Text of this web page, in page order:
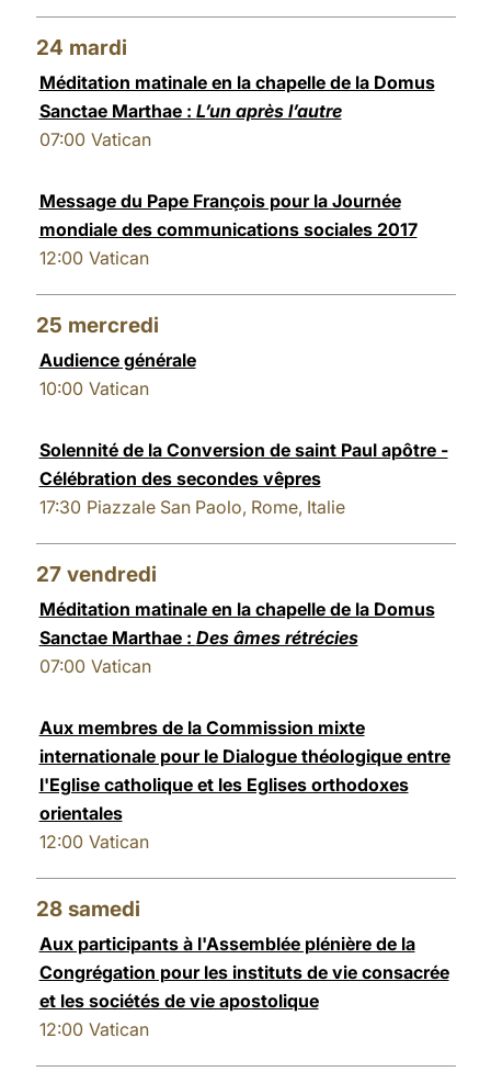
24 mardi
Méditation matinale en la chapelle de la Domus
Sanctae Marthae : L’un après l’autre
07:00 Vatican
Message du Pape François pour la Journée
mondiale des communications sociales 2017
12:00 Vatican
25 mercredi
Audience générale
10:00 Vatican
Solennité de la Conversion de saint Paul apôtre -
Célébration des secondes vêpres
17:30 Piazzale San Paolo, Rome, Italie
27 vendredi
Méditation matinale en la chapelle de la Domus
Sanctae Marthae : Des âmes rétrécies
07:00 Vatican
Aux membres de la Commission mixte
internationale pour le Dialogue théologique entre
l'Eglise catholique et les Eglises orthodoxes
orientales
12:00 Vatican
28 samedi
Aux participants à l'Assemblée plénière de la
Congrégation pour les instituts de vie consacrée
et les sociétés de vie apostolique
12:00 Vatican